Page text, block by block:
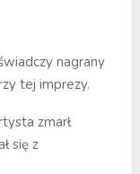
nagrany
tej imprezy.
zmarł
się z